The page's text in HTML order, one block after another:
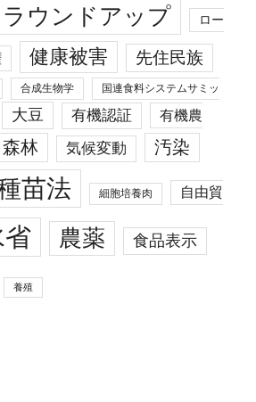
ラウンドアップ ロー
健康被害 先住民族
合成生物学 国連食料システムサミッ
大豆 有機認証 有機農
森林 気候変動 汚染
苗法 細胞培養肉 自由貿
省 農薬 食品表示
養殖